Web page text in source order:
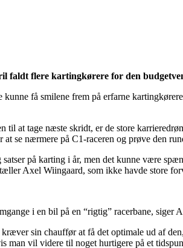
faldt flere kartingkørere for den
få smilene frem på erfarne
at tage næste skridt, er de store
se nærmere på C1-raceren og prøve den
på karting i år, men det kunne være
Axel Wiingaard, som ikke havde store
i en bil på en “rigtig” racerbane, siger
sin chauffør at få det optimale ud af
man vil videre til noget hurtigere på et